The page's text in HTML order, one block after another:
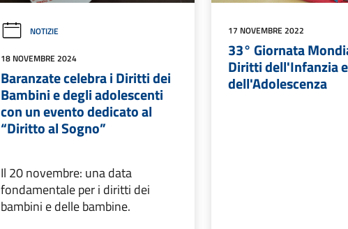
NOTIZIE
18 NOVEMBRE 2024
Baranzate celebra i Diritti dei
Bambini e degli adolescenti
con un evento dedicato al
“Diritto al Sogno”
Il 20 novembre: una data
fondamentale per i diritti dei
bambini e delle bambine.
17 NOVEMBRE 2022
33° Giornata
Diritti dell'Infanzia e
dell'Adolescenza